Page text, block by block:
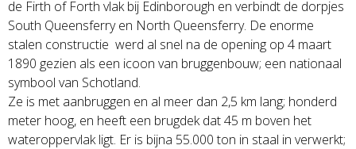
de Firth of Forth vlak bij Edinborough en verbindt de dorpjes
South Queensferry en North Queensferry. De enorme
stalen constructie werd al snel na de opening op 4 maart
1890 gezien als een icoon van bruggenbouw; een nationaal
symbool van Schotland.
Ze is met aanbruggen en al meer dan 2,5 km lang; honderd
meter hoog, en heeft een brugdek dat 45 m boven het
wateroppervlak ligt. Er is bijna 55.000 ton in staal in verwerkt;